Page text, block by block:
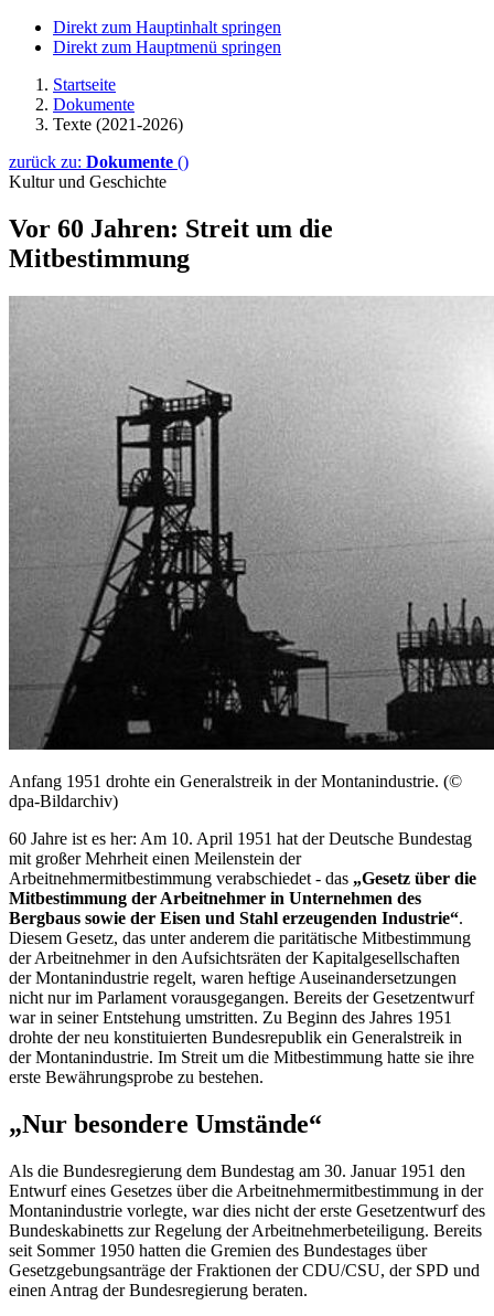
Direkt zum Hauptinhalt springen
Direkt zum Hauptmenü springen
Startseite
Dokumente
Texte (2021-2026)
zurück zu: Dokumente ()
Kultur und Geschichte
Vor 60 Jahren: Streit um die
Mitbestimmung
Anfang 1951 drohte ein Generalstreik in der Montanindustrie. (©
dpa-Bildarchiv)
60 Jahre ist es her: Am 10. April 1951 hat der Deutsche Bundestag
mit großer Mehrheit einen Meilenstein der
Arbeitnehmermitbestimmung verabschiedet - das „Gesetz über die
Mitbestimmung der Arbeitnehmer in Unternehmen des
Bergbaus sowie der Eisen und Stahl erzeugenden Industrie“.
Diesem Gesetz, das unter anderem die paritätische Mitbestimmung
der Arbeitnehmer in den Aufsichtsräten der Kapitalgesellschaften
der Montanindustrie regelt, waren heftige Auseinandersetzungen
nicht nur im Parlament vorausgegangen. Bereits der Gesetzentwurf
war in seiner Entstehung umstritten. Zu Beginn des Jahres 1951
drohte der neu konstituierten Bundesrepublik ein Generalstreik in
der Montanindustrie. Im Streit um die Mitbestimmung hatte sie ihre
erste Bewährungsprobe zu bestehen.
„Nur besondere Umstände“
Als die Bundesregierung dem Bundestag am 30. Januar 1951 den
Entwurf eines Gesetzes über die Arbeitnehmermitbestimmung in der
Montanindustrie vorlegte, war dies nicht der erste Gesetzentwurf des
Bundeskabinetts zur Regelung der Arbeitnehmerbeteiligung. Bereits
seit Sommer 1950 hatten die Gremien des Bundestages über
Gesetzgebungsanträge der Fraktionen der CDU/CSU, der SPD und
einen Antrag der Bundesregierung beraten.